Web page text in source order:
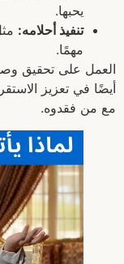
يحبها.
تنفيذ أحلامه:
مهمًا.
العمل على تحقيق
أيضًا في تعزيز
مع من فقدوه.